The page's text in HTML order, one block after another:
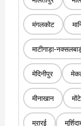
मंगलकोट
माटीगाड़ा-
मेदिनीपुर
मीनाखान
मुरारई